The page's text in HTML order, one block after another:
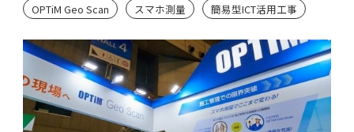
OPTiM Geo Scan スマホ測量 簡易型ICT活用工事